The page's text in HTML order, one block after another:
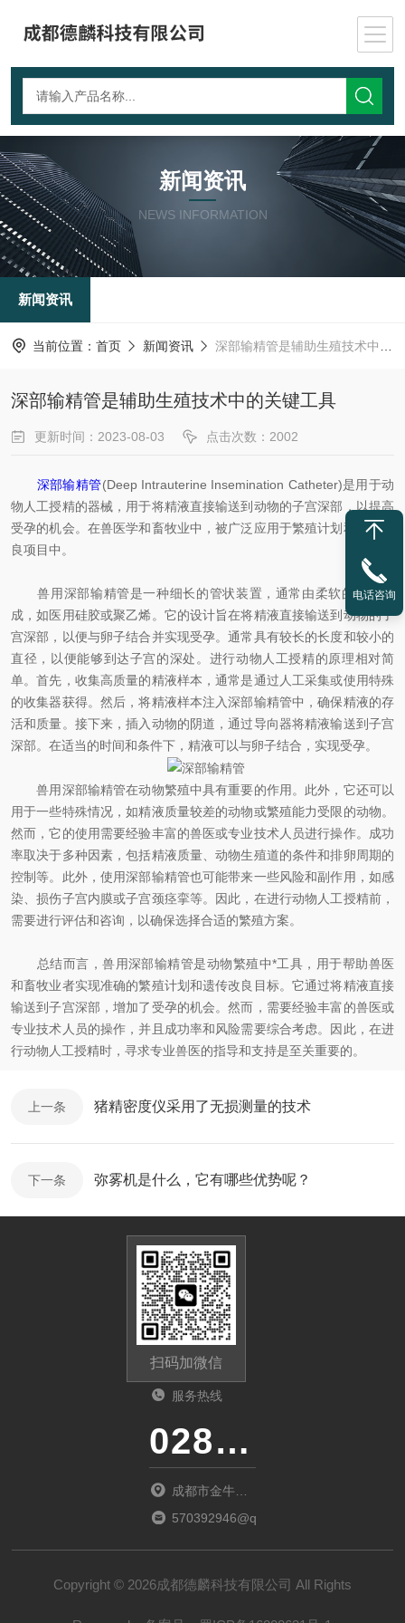
新闻资讯
NEWS INFORMATION
新闻资讯
当前位置： 首页 新闻资讯 深部输精管是辅助生殖技术中的关键工具
深部输精管是辅助生殖技术中的关键工具
更新时间：2023-08-03 点击次数：2002
深部输精管(Deep Intrauterine Insemination Catheter)是用于动
物人工授精的器械，用于将精液直接输送到动物的子宫深部，以提高
受孕的机会。在兽医学和畜牧业中，被广泛应用于繁殖计划和遗传改
良项目中。
兽用深部输精管是一种细长的管状装置，通常由柔软的材料制
成，如医用硅胶或聚乙烯。它的设计旨在将精液直接输送到动物的子
宫深部，以便与卵子结合并实现受孕。通常具有较长的长度和较小的
直径，以便能够到达子宫的深处。进行动物人工授精的原理相对简
单。首先，收集高质量的精液样本，通常是通过人工采集或使用特殊
的收集器获得。然后，将精液样本注入深部输精管中，确保精液的存
活和质量。接下来，插入动物的阴道，通过导向器将精液输送到子宫
深部。在适当的时间和条件下，精液可以与卵子结合，实现受孕。
兽用深部输精管在动物繁殖中具有重要的作用。此外，它还可以
用于一些特殊情况，如精液质量较差的动物或繁殖能力受限的动物。
然而，它的使用需要经验丰富的兽医或专业技术人员进行操作。成功
率取决于多种因素，包括精液质量、动物生殖道的条件和排卵周期的
控制等。此外，使用深部输精管也可能带来一些风险和副作用，如感
染、损伤子宫内膜或子宫颈痉挛等。因此，在进行动物人工授精前，
需要进行评估和咨询，以确保选择合适的繁殖方案。
总结而言，兽用深部输精管是动物繁殖中*工具，用于帮助兽医
和畜牧业者实现准确的繁殖计划和遗传改良目标。它通过将精液直接
输送到子宫深部，增加了受孕的机会。然而，需要经验丰富的兽医或
专业技术人员的操作，并且成功率和风险需要综合考虑。因此，在进
行动物人工授精时，寻求专业兽医的指导和支持是至关重要的。
上一条 猪精密度仪采用了无损测量的技术
下一条 弥雾机是什么，它有哪些优势呢？
扫码加微信
服务热线
028-87741718
成都市金牛区
金府路799号1
570392946@qq.com
Copyright © 2026成都德麟科技有限公司 All Rights
电话咨询